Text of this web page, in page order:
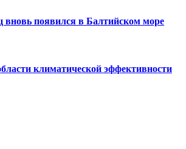
вновь появился в Балтийском море
климатической эффективности